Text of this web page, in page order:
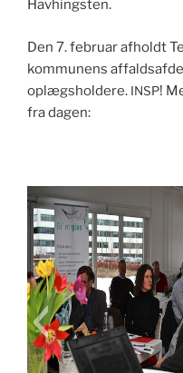
Havhingsten.
Den 7. feb­ru­ar afholdt
kom­munens
oplægsh­oldere. INSP!
fra dagen: